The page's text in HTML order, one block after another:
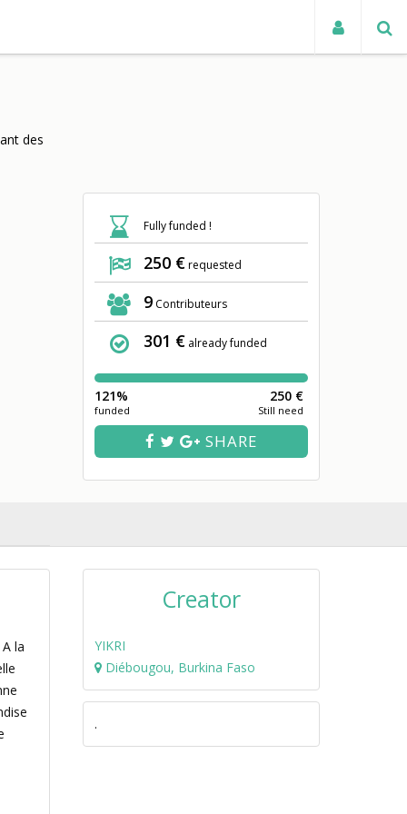
des
Fully funded !
250 €requested
9 Contributeurs
301 € already funded
121%
funded
250 €
Still need
SHARE
la
Creator
YIKRI
Diébougou, Burkina Faso
.